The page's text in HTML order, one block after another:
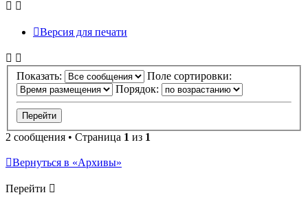
Версия для печати
Показать:
Поле сортировки:
Порядок:
2 сообщения • Страница 1 из 1
Вернуться в «Архивы»
Перейти